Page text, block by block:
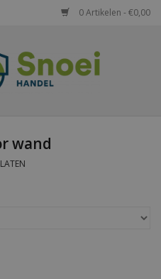
0 Artikelen - €0,00
wand